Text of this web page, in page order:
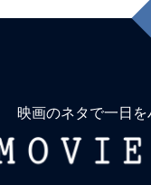
頭
に
映画のネタで一日